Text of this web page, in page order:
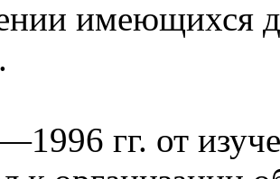
имеющихся
гг. от